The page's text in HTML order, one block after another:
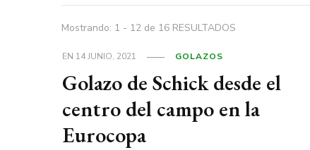
Mostrando: 1 - 12 de 16 RESULTADOS
EN 14 JUNIO, 2021 GOLAZOS
Golazo de Schick desde el
centro del campo en la
Eurocopa